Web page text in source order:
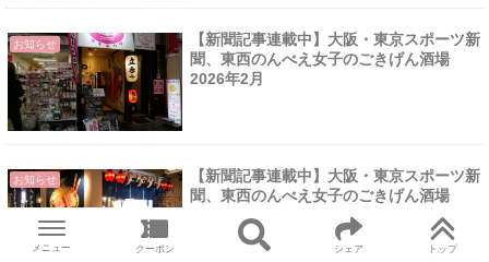
お知らせ
【新聞記事連載中】大阪・東京スポーツ新
聞、東西のんべえ女子のごきげん酒場
2026年2月
お知らせ
【新聞記事連載中】大阪・東京スポーツ新
聞、東西のんべえ女子のごきげん酒場
2026年1月
メニュー クーポン シェア トップ